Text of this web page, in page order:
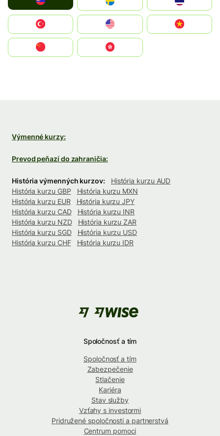
United States
中國香港特別行政區
Výmenné kurzy:
Prevod peňazí do zahraničia:
História výmenných kurzov:
História kurzu AUD
História kurzu GBP
História kurzu MXN
História kurzu EUR
História kurzu JPY
História kurzu CAD
História kurzu INR
História kurzu NZD
História kurzu ZAR
História kurzu SGD
História kurzu USD
História kurzu CHF
História kurzu IDR
Spoločnosť a tím
Spoločnosť a tím
Zabezpečenie
Stlačenie
Kariéra
Stav služby
Vzťahy s investormi
Pridružené spoločnosti a partnerstvá
Centrum pomoci